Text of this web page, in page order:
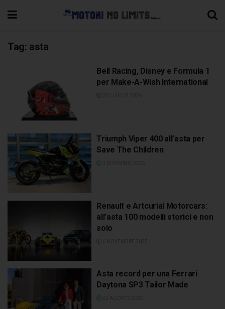
Tag: asta
Bell Racing, Disney e Formula 1
per Make-A-Wish International
Triumph Viper 400 all’asta per
Save The Children
Renault e Artcurial Motorcars:
all’asta 100 modelli storici e non
solo
Asta record per una Ferrari
Daytona SP3 Tailor Made